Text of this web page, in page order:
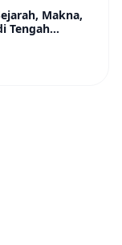
Makna,
Tengah